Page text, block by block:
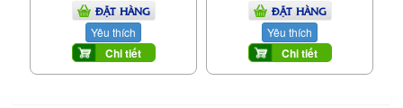
ĐẶT HÀNG
Yêu thích
Chi tiết
ĐẶT HÀNG
Yêu thích
Chi tiết